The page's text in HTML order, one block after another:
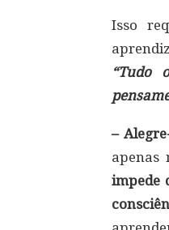
Isso
“Tudo
–
apenas
impede